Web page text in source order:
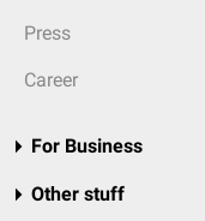
Press
Career
For Business
Other stuff